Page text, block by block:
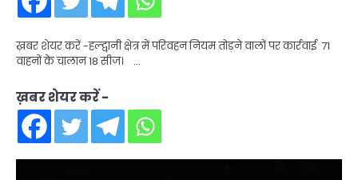
ख़बर शेयर करें -हल्द्वानी क्षेत्र में परिवहन नियम तोड़ने वालों पर कार्रवाई 71
वाहनों के चालान 18 सीज। …
ख़बर शेयर करें -